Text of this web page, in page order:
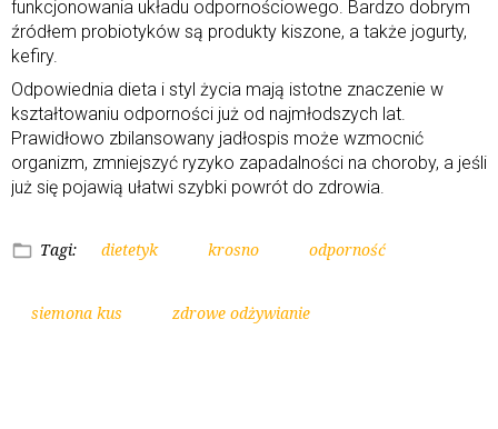
funkcjonowania układu odpornościowego. Bardzo dobrym
źródłem probiotyków są produkty kiszone, a także jogurty,
kefiry.
Odpowiednia dieta i styl życia mają istotne znaczenie w
kształtowaniu odporności już od najmłodszych lat.
Prawidłowo zbilansowany jadłospis może wzmocnić
organizm, zmniejszyć ryzyko zapadalności na choroby, a jeśli
już się pojawią ułatwi szybki powrót do zdrowia.
Tagi: dietetyk krosno odporność
siemona kus zdrowe odżywianie